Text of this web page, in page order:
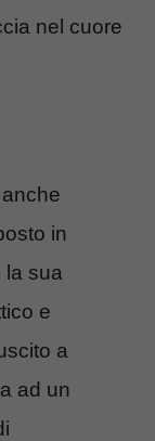
nel cuore
in
la sua
e
a
ad un